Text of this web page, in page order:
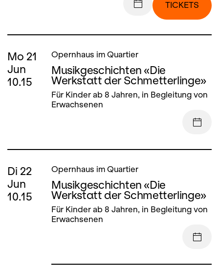
TICKETS
Mo 21
Jun
10.15
Opernhaus im Quartier
Musikgeschichten «Die
Werkstatt der Schmetterlinge»
Für Kinder ab 8 Jahren, in Begleitung von
Erwachsenen
Di 22
Jun
10.15
Opernhaus im Quartier
Musikgeschichten «Die
Werkstatt der Schmetterlinge»
Für Kinder ab 8 Jahren, in Begleitung von
Erwachsenen